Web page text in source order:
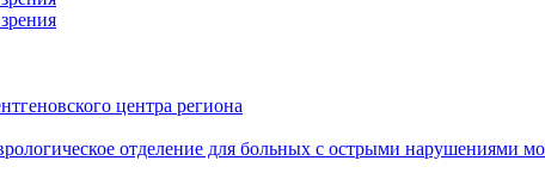
центра региона
отделение для больных с острыми нарушениями